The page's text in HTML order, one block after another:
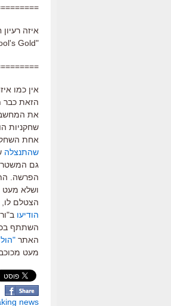
איזה
"Fool's Gold" של מתיו מקונהיי וקייט הדסון. (ויה ג'ף וולס).
אין כמו
הזאת כבר
שחקניות הונג קונגיות
אחת
שהתנצלה
גם
הפרשה.
ושלא מעט
הצטלם לו,
הודיעו
השתתף
האתר
מעט
news